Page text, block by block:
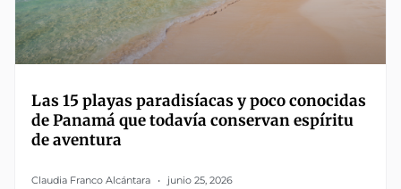
Las 15 playas paradisíacas y poco conocidas
de Panamá que todavía conservan espíritu
de aventura
Claudia Franco Alcántara junio 25, 2026